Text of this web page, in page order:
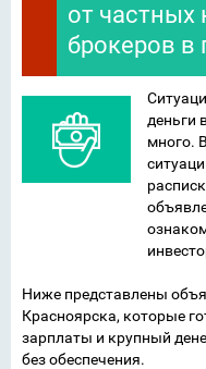
от частных
брокеров в
деньги
много.
Ниже представлены
Красноярска, которые
зарплаты и крупный
без обеспечения.